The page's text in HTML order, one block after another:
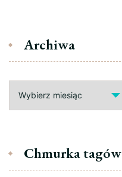
Archiwa
Chmurka tagów